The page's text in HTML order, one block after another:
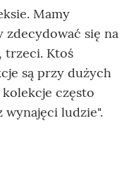
Mamy
się na
trzeci. Ktoś
są przy dużych
często
ludzie".